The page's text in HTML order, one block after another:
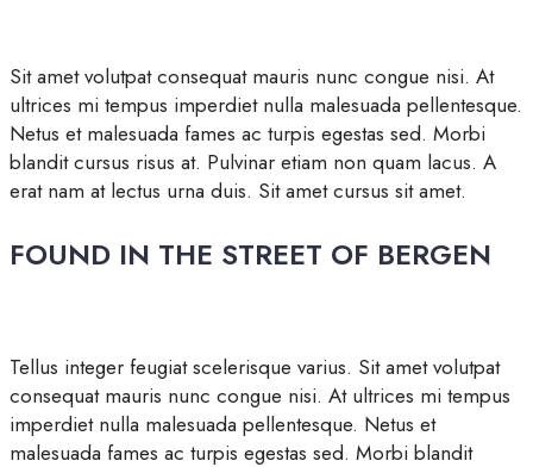
Sit amet volutpat consequat mauris nunc congue nisi. At
ultrices mi tempus imperdiet nulla malesuada pellentesque.
Netus et malesuada fames ac turpis egestas sed. Morbi
blandit cursus risus at. Pulvinar etiam non quam lacus. A
erat nam at lectus urna duis. Sit amet cursus sit amet.
FOUND IN THE STREET OF BERGEN
Tellus integer feugiat scelerisque varius. Sit amet volutpat
consequat mauris nunc congue nisi. At ultrices mi tempus
imperdiet nulla malesuada pellentesque. Netus et
malesuada fames ac turpis egestas sed. Morbi blandit